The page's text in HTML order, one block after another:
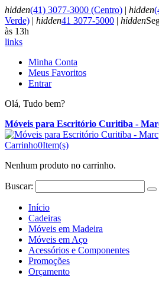
hidden(41) 3077-3000 (Centro) | hidden
Verde) | hidden41 3077-5000 | hidden
às 13h
links
Minha Conta
Meus Favoritos
Entrar
Olá, Tudo bem?
Móveis para Escritório Curitiba -
Carrinho0Item(s)
Nenhum produto no carrinho.
Buscar:
Início
Cadeiras
Móveis em Madeira
Móveis em Aço
Acessórios e Componentes
Promoções
Orçamento